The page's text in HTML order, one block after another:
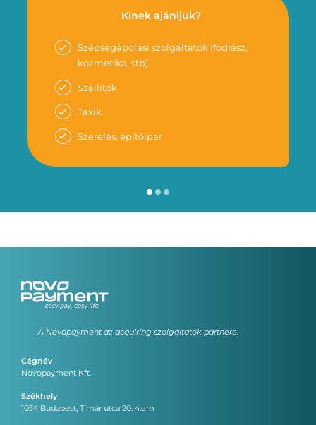
Kinek ajánljuk?
Szépségápolási szolgáltatók (fodrász,
kozmetika, stb)
Szállítók
Taxik
Szerelés, építőipar
A Novopayment az acquiring szolgáltatók partnere.
Cégnév
Novopayment Kft.
Székhely
1034 Budapest, Tímár utca 20. 4.em